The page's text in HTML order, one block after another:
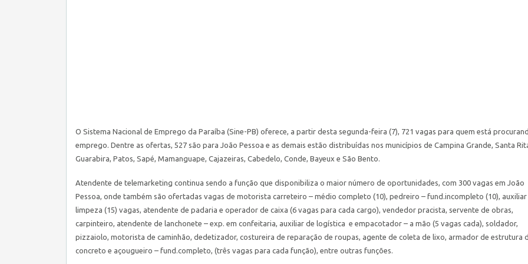
O Sistema Nacional de Emprego da Paraíba (Sine-PB) oferece, a partir desta segunda-feira (7), 721 vagas para quem está
emprego. Dentre as ofertas, 527 são para João Pessoa e as demais estão distribuídas nos municípios de Campina Grande, Santa
Guarabira, Patos, Sapé, Mamanguape, Cajazeiras, Cabedelo, Conde, Bayeux e São Bento.
Atendente de telemarketing continua sendo a função que disponibiliza o maior número de oportunidades, com 300 vagas em João
Pessoa, onde também são ofertadas vagas de motorista carreteiro – médio completo (10), pedreiro – fund.incompleto (10), auxiliar
limpeza (15) vagas, atendente de padaria e operador de caixa (6 vagas para cada cargo), vendedor pracista, servente de obras,
carpinteiro, atendente de lanchonete – exp. em confeitaria, auxiliar de logística e empacotador – a mão (5 vagas cada), soldador,
pizzaiolo, motorista de caminhão, dedetizador, costureira de reparação de roupas, agente de coleta de lixo, armador de estrutura
concreto e açougueiro – fund.completo, (três vagas para cada função), entre outras funções.